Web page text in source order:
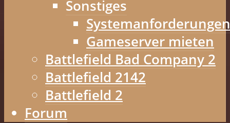
Sonstiges
Systemanforderungen
Gameserver mieten
Battlefield Bad Company 2
Battlefield 2142
Battlefield 2
Forum